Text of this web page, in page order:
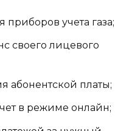
приборов учета газа;
своего лицевого
абонентской платы;
в режиме онлайн;